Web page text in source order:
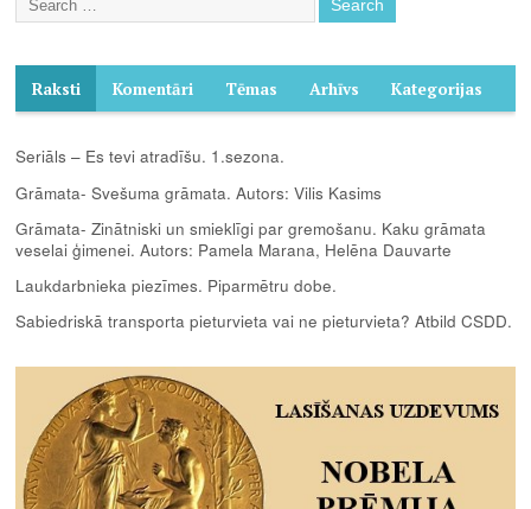
Raksti Komentāri Tēmas Arhīvs Kategorijas
Seriāls – Es tevi atradīšu. 1.sezona.
Grāmata- Svešuma grāmata. Autors: Vilis Kasims
Grāmata- Zinātniski un smieklīgi par gremošanu. Kaku grāmata
veselai ģimenei. Autors: Pamela Marana, Helēna Dauvarte
Laukdarbnieka piezīmes. Piparmētru dobe.
Sabiedriskā transporta pieturvieta vai ne pieturvieta? Atbild CSDD.